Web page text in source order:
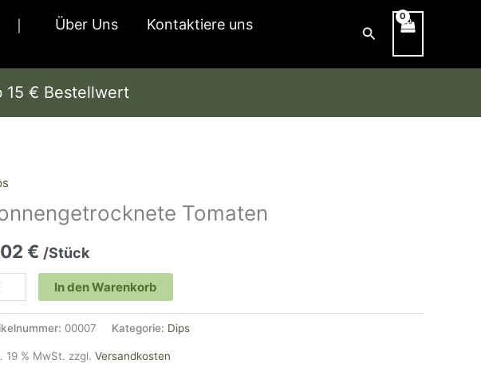
｜ Über Uns
Kontaktiere uns
Suchen
15 € Bestellwert
Tomaten
€ /Stück
In den Warenkorb
00007 Kategorie: Dips
19 % MwSt. zzgl. Versandkosten